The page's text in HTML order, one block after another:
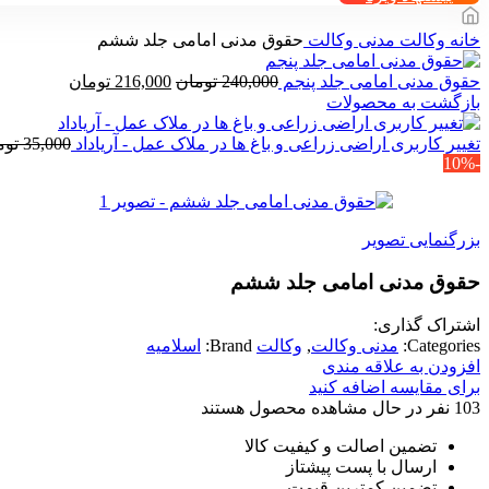
خانه وکالت مدنی وکالت حقوق مدنی امامی جلد ششم
حقوق مدنی امامی جلد پنجم 240,000 تومان قیمت
240,000 تومان
بود.
216,000 تومان
است.
بازگشت به محصولات
تغییر کاربری اراضی زراعی و باغ ها در ملاک عمل - آریاداد 35,000
-10%
بزرگنمایی تصویر
حقوق مدنی امامی جلد ششم
اشتراک گذاری:
Categories: مدنی وکالت, وکالت Brand:
اسلامیه
افزودن به علاقه مندی
برای مقایسه اضافه کنید
103 نفر در حال مشاهده محصول هستند
تضمین اصالت و کیفیت کالا
ارسال با پست پیشتاز